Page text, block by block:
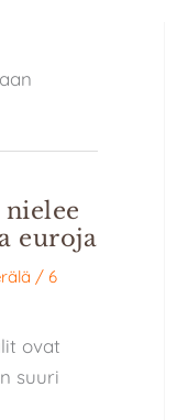
euroja
/ 6
ovat
suuri